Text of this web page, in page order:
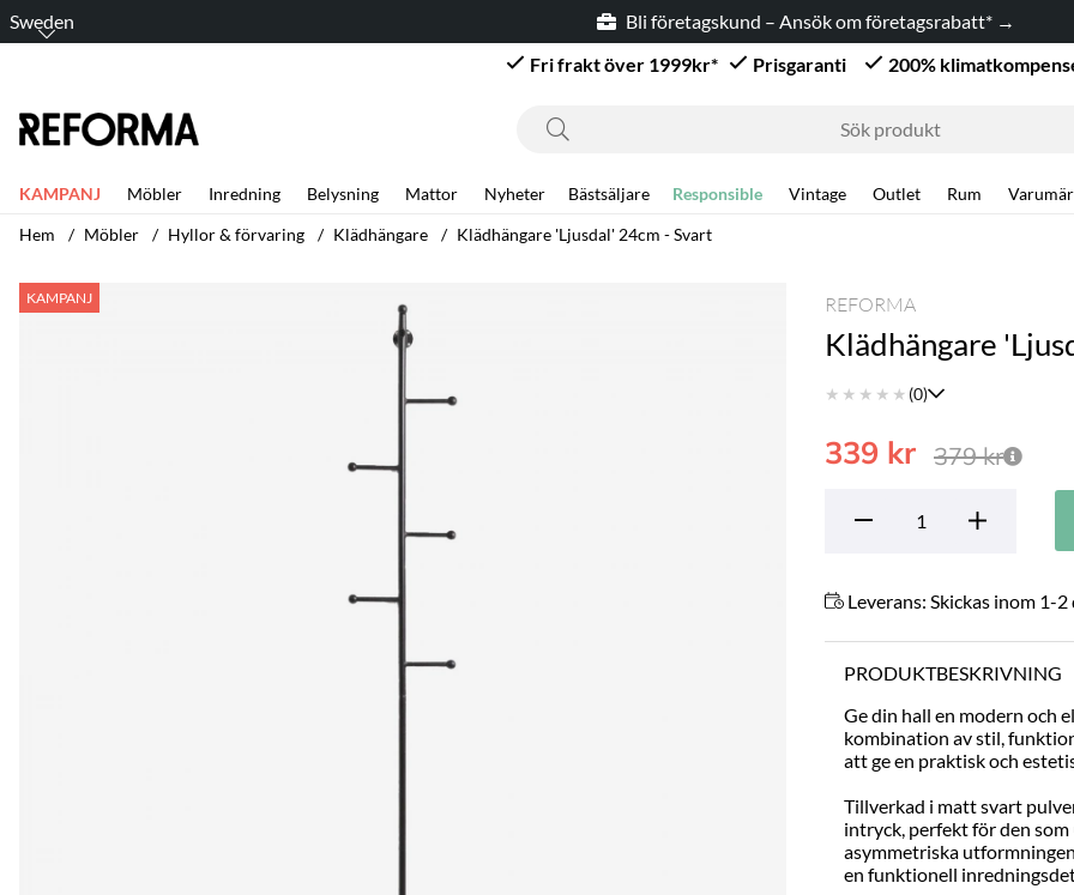
Sweden
Bli företagskund – Ansök om företagsrabatt* →
Fri frakt över 1999kr*
Prisgaranti 200%
KAMPANJ Möbler Inredning Belysning Mattor Nyheter Bästsäljare Responsible Vintage Outlet Rum
Hem
Möbler Hyllor & förvaring Klädhängare Klädhängare 'Ljusdal' 24cm - Svart
KAMPANJ
Produktbilder Klädhängare 'Ljusdal' 24cm - Svart REFORMA
Klädhängare
★ ★ ★ ★ ★ (0)
379kr
339 kr
Leverans: Skickas inom 1-2
PRODUKTBESKRIVNING
Ge din hall en modern och
kombination av stil,
att ge en praktisk och
Tillverkad i matt svart
intryck, perfekt för den
asymmetriska
en funktionell